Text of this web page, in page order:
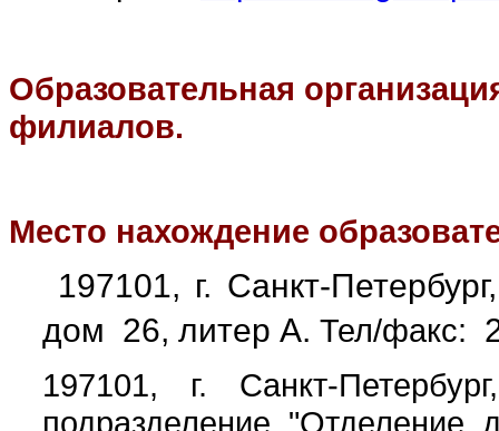
Образовательная
филиалов.
Место нахождение
197101, г. Санкт-
дом 26, литер А. Тел/факс:
197101, г. Санкт-
подразделение "Отделение